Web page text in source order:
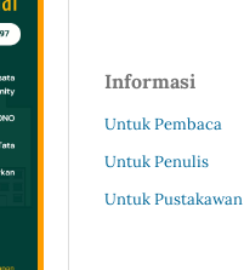
Informasi
Untuk Pembaca
Untuk Penulis
Untuk Pustakawan